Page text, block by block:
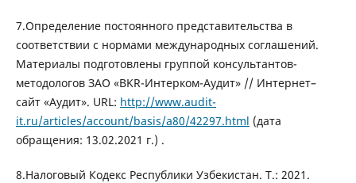
7.Определение постоянного представительства в
соответствии с нормами международных соглашений.
Материалы подготовлены группой консультантов-
методологов ЗАО «BKR-Интерком-Аудит» // Интернет–
сайт «Аудит». URL: http://www.audit-
it.ru/articles/account/basis/a80/42297.html (дата
обращения: 13.02.2021 г.) .
8.Налоговый Кодекс Республики Узбекистан. Т.: 2021.